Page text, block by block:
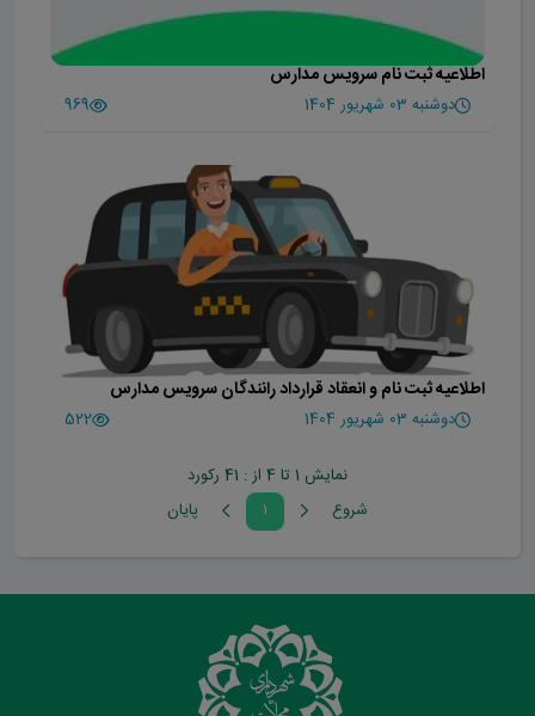
اطلاعیه ثبت نام سرویس مدارس
دوشنبه 03 شهریور 1404 969
اطلاعیه ثبت نام و انعقاد قرارداد رانندگان سرویس مدارس
دوشنبه 03 شهریور 1404 522
نمایش 1 تا 4 از : 41 رکورد
شروع
۱ پايان